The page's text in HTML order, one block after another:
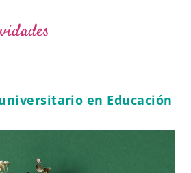
en Educación